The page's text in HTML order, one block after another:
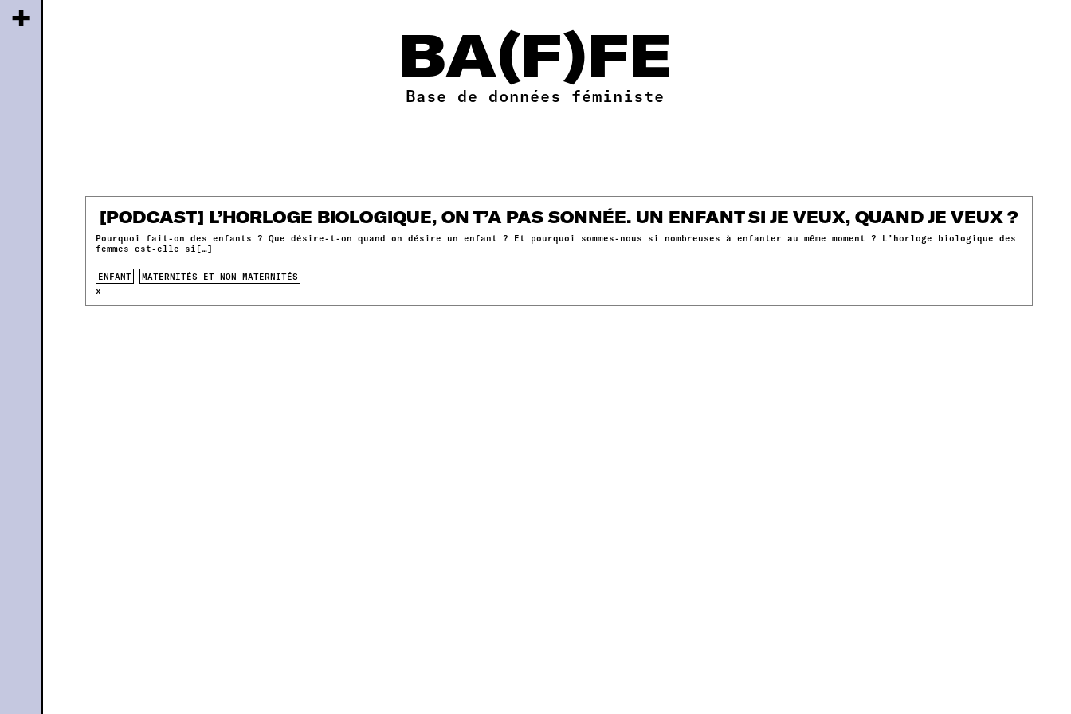
BA(F)FE
Base de données féministe
+
[PODCAST] L’HORLOGE BIOLOGIQUE, ON T’A PAS SONNÉE. UN ENFANT SI JE VEUX, QUAND JE VEUX ?
Pourquoi fait-on des enfants ? Que désire-t-on quand on désire un enfant ? Et pourquoi sommes-nous si nombreuses à enfanter au même moment ? L’horloge biologique des
femmes est-elle si[…]
ENFANT
MATERNITÉS ET NON MATERNITÉS
x